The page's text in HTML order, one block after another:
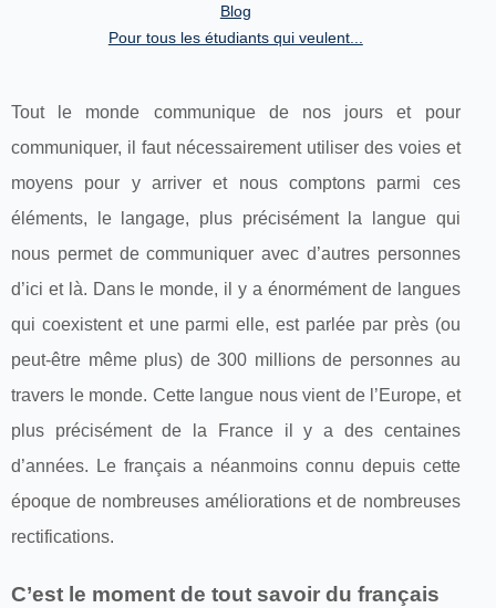
Blog
Pour tous les étudiants qui veulent...
Tout le monde communique de nos jours et pour
communiquer, il faut nécessairement utiliser des voies et
moyens pour y arriver et nous comptons parmi ces
éléments, le langage, plus précisément la langue qui
nous permet de communiquer avec d’autres personnes
d’ici et là. Dans le monde, il y a énormément de langues
qui coexistent et une parmi elle, est parlée par près (ou
peut-être même plus) de 300 millions de personnes au
travers le monde. Cette langue nous vient de l’Europe, et
plus précisément de la France il y a des centaines
d’années. Le français a néanmoins connu depuis cette
époque de nombreuses améliorations et de nombreuses
rectifications.
C’est le moment de tout savoir du français